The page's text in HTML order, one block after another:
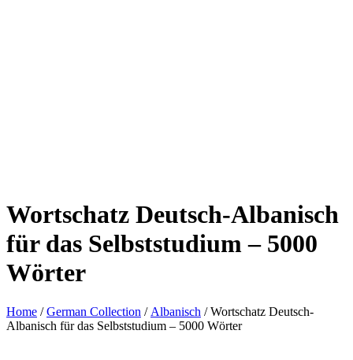
Wortschatz Deutsch-Albanisch
für das Selbststudium – 5000
Wörter
Home /German Collection / Albanisch / Wortschatz Deutsch-
Albanisch für das Selbststudium – 5000 Wörter